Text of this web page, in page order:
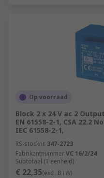
Op voorraad
Block 2 x 24 V ac 2
EN 61558-2-1, CSA 22.2
IEC 61558-2-1,
RS-stocknr. 347-2723
FabrikantnummerVC 16/2/24
Subtotaal (1 eenheid)
€ 22,35(excl. BTW)